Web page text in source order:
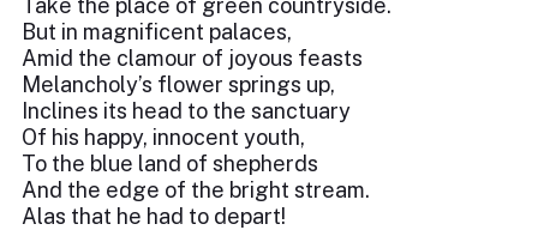
Take the place of green countryside.
But in magnificent palaces,
Amid the clamour of joyous feasts
Melancholy’s flower springs up,
Inclines its head to the sanctuary
Of his happy, innocent youth,
To the blue land of shepherds
And the edge of the bright stream.
Alas that he had to depart!